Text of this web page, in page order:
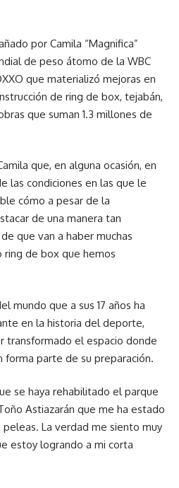
por Camila “Magnifica”
de peso átomo de la WBC
que materializó mejoras en
de ring de box, tejabán,
que suman 1.3 millones de
que, en alguna ocasión, en
las condiciones en las que le
cómo a pesar de la
de una manera tan
que van a haber muchas
ring de box que hemos
mundo que a sus 17 años ha
en la historia del deporte,
transformado el espacio donde
forma parte de su preparación.
se haya rehabilitado el parque
Astiazarán que me ha estado
La verdad me siento muy
estoy logrando a mi corta